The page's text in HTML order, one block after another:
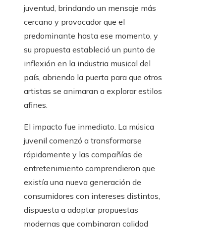
juventud, brindando un mensaje más
cercano y provocador que el
predominante hasta ese momento, y
su propuesta estableció un punto de
inflexión en la industria musical del
país, abriendo la puerta para que otros
artistas se animaran a explorar estilos
afines.
El impacto fue inmediato. La música
juvenil comenzó a transformarse
rápidamente y las compañías de
entretenimiento comprendieron que
existía una nueva generación de
consumidores con intereses distintos,
dispuesta a adoptar propuestas
modernas que combinaran calidad